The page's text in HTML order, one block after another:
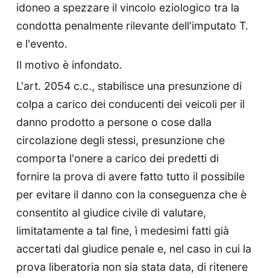
idoneo a spezzare il vincolo eziologico tra la
condotta penalmente rilevante dell'imputato T.
e l'evento.
Il motivo è infondato.
L'art. 2054 c.c., stabilisce una presunzione di
colpa a carico dei conducenti dei veicoli per il
danno prodotto a persone o cose dalla
circolazione degli stessi, presunzione che
comporta l'onere a carico dei predetti di
fornire la prova di avere fatto tutto il possibile
per evitare il danno con la conseguenza che è
consentito al giudice civile di valutare,
limitatamente a tal fine, ì medesimi fatti già
accertati dal giudice penale e, nel caso in cui la
prova liberatoria non sia stata data, di ritenere